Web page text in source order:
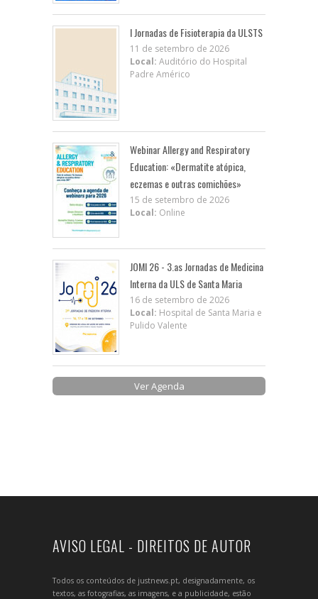
I Jornadas de Fisioterapia da ULSTS
11 de setembro de 2026
Local: Auditório do Hospital
Padre Américo
Webinar Allergy and Respiratory
Education: «Dermatite atópica,
eczemas e outras comichões»
15 de setembro de 2026
Local: Online
JOMI 26 - 3.as Jornadas de Medicina
Interna da ULS de Santa Maria
16 de setembro de 2026
Local: Hospital de Santa Maria e
Pulido Valente
Ver Agenda
AVISO LEGAL - DIREITOS DE AUTOR
Todos os conteúdos de justnews.pt, designadamente, os
textos, as fotografias, as imagens, e a publicidade, estão